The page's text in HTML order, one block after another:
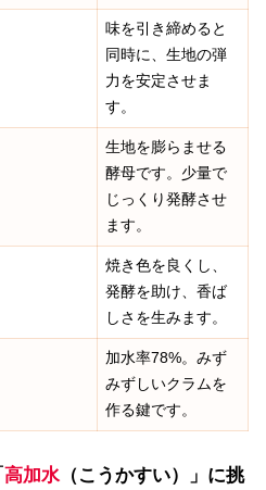
味を引き締めると
同時に、生地の弾
力を安定させま
す。
生地を膨らませる
酵母です。少量で
じっくり発酵させ
ます。
焼き色を良くし、
発酵を助け、香ば
しさを生みます。
加水率78%。みず
みずしいクラムを
作る鍵です。
高加水（こうかすい）」に挑